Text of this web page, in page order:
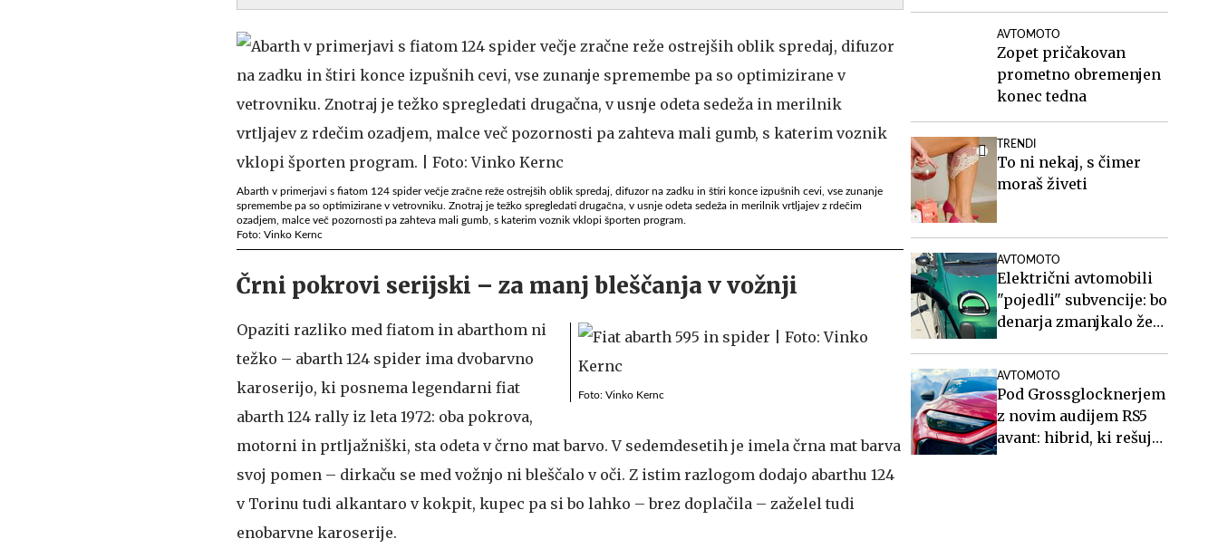
Abarth v primerjavi s fiatom 124 spider večje zračne reže ostrejših oblik spredaj, difuzor na zadku in štiri konce izpušnih cevi, vse zunanje
spremembe pa so optimizirane v vetrovniku. Znotraj je težko spregledati drugačna, v usnje odeta sedeža in merilnik vrtljajev z rdečim
ozadjem, malce več pozornosti pa zahteva mali gumb, s katerim voznik vklopi športen program.
Foto: Vinko Kernc
Črni pokrovi serijski – za manj bleščanja v vožnji
Foto: Vinko Kernc
Opaziti razliko med fiatom in abarthom ni
težko – abarth 124 spider ima dvobarvno
karoserijo, ki posnema legendarni fiat
abarth 124 rally iz leta 1972: oba pokrova,
motorni in prtljažniški, sta odeta v črno mat barvo. V sedemdesetih je imela črna mat barva
svoj pomen – dirkaču se med vožnjo ni bleščalo v oči. Z istim razlogom dodajo abarthu 124
v Torinu tudi alkantaro v kokpit, kupec pa si bo lahko – brez doplačila – zaželel tudi
enobarvne karoserije.
AVTOMOTO
Zopet pričakovan
prometno obremenjen
konec tedna
TRENDI
To ni nekaj, s čimer
moraš živeti
AVTOMOTO
Električni avtomobili
"pojedli" subvencije: bo
denarja zmanjkalo že
AVTOMOTO
Pod Grossglocknerjem
z novim audijem RS5
avant: hibrid, ki rešuje